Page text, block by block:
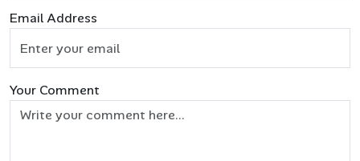
Email Address
Your Comment